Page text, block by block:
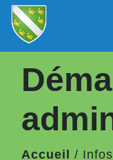
Accueil /